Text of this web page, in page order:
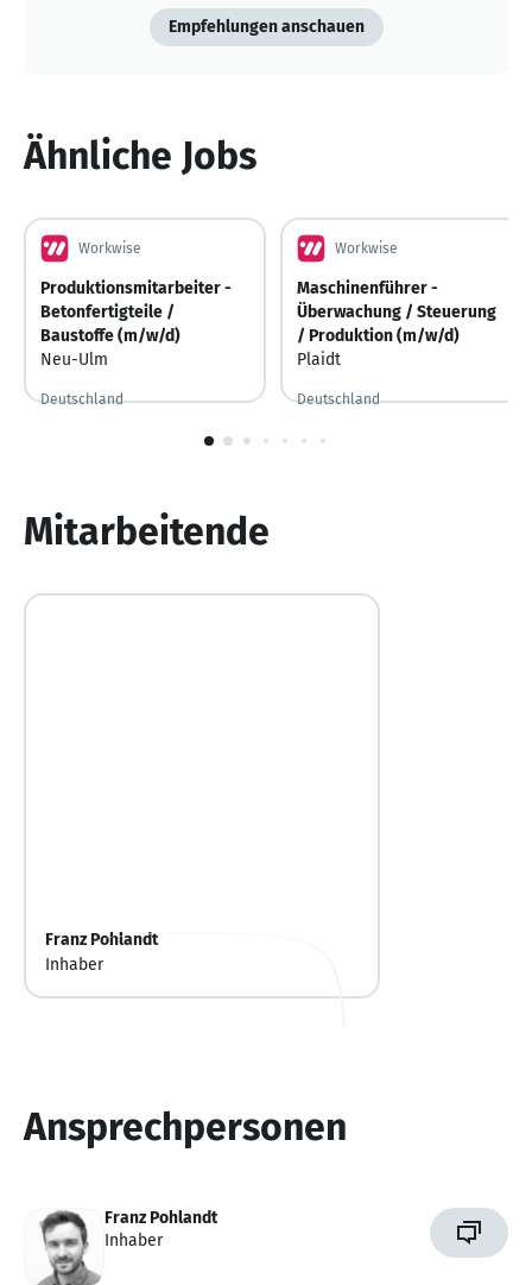
Empfehlungen anschauen
Ähnliche Jobs
Workwise
Produktionsmitarbeiter -
Betonfertigteile /
Baustoffe (m/w/d)
Neu-Ulm
Deutschland
Workwise
Maschinenführer -
Überwachung / Steuerung
/ Produktion (m/w/d)
Plaidt
Deutschland
1
Mitarbeitende
Franz Pohlandt
Inhaber
Ansprechpersonen
Franz Pohlandt
Inhaber